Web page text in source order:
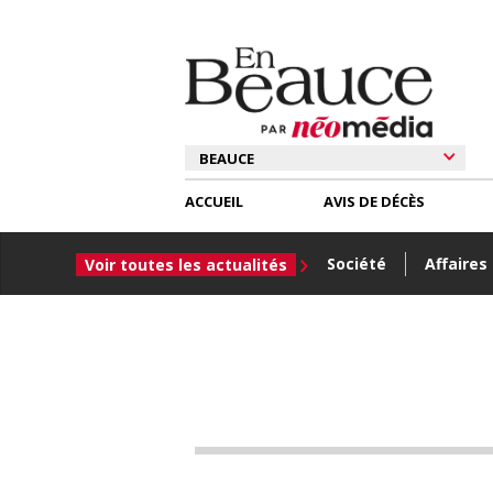
ACCUEIL
Voir toutes les actualités Société Affaires
AVIS DE DÉCÈS